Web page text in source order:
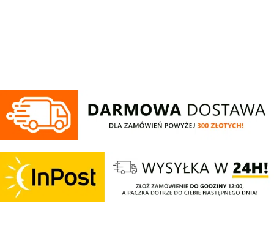
posiadają otwory na kciuk - od
wewnętrznej strony lamówka przy
Bull - duży nadruk na plecach oraz
mniejszy na klatce piersiowej -
wszystkie nadruki wykonane są